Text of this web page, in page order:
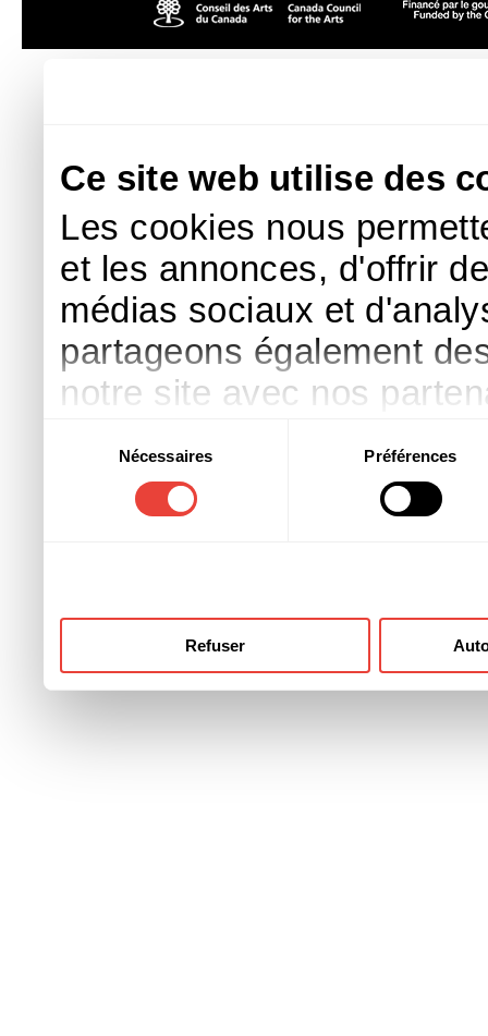
Ce site web utilise des
Les cookies nous
et les annonces, d'offrir
médias sociaux et
partageons également
notre site avec nos
d'autres informations
ont collectées lors de
consentement
Nécessaires Préférences
Refuser